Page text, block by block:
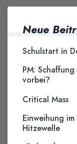
Neue
Schulstart in
PM:
vorbei?
Critical Mass
Einweihung
Hitzewelle